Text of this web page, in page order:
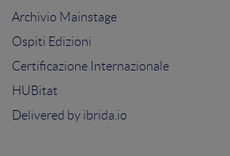
Archivio Mainstage
Ospiti Edizioni
Certificazione Internazionale
HUBitat
Delivered by ibrida.io